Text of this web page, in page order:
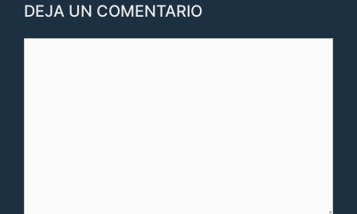
DEJA UN COMENTARIO